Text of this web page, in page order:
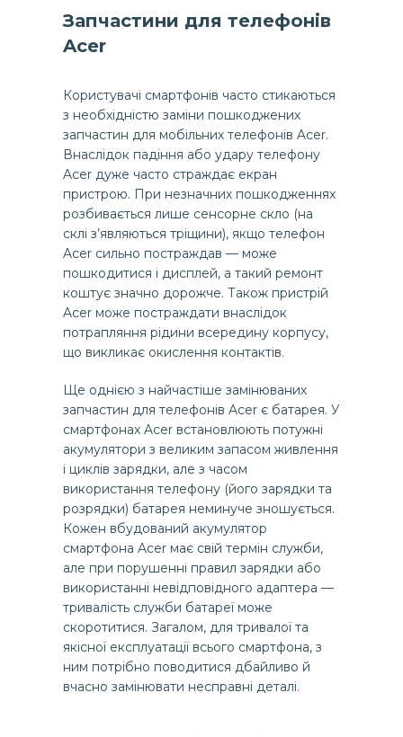
Запчастини для телефонів
Acer
Користувачі смартфонів часто стикаються
з необхідністю заміни пошкоджених
запчастин для мобільних телефонів Acer.
Внаслідок падіння або удару телефону
Acer дуже часто страждає екран
пристрою. При незначних пошкодженнях
розбивається лише сенсорне скло (на
склі з’являються тріщини), якщо телефон
Acer сильно постраждав — може
пошкодитися і дисплей, а такий ремонт
коштує значно дорожче. Також пристрій
Acer може постраждати внаслідок
потрапляння рідини всередину корпусу,
що викликає окислення контактів.
Ще однією з найчастіше замінюваних
запчастин для телефонів Acer є батарея. У
смартфонах Acer встановлюють потужні
акумулятори з великим запасом живлення
і циклів зарядки, але з часом
використання телефону (його зарядки та
розрядки) батарея неминуче зношується.
Кожен вбудований акумулятор
смартфона Acer має свій термін служби,
але при порушенні правил зарядки або
використанні невідповідного адаптера —
тривалість служби батареї може
скоротитися. Загалом, для тривалої та
якісної експлуатації всього смартфона, з
ним потрібно поводитися дбайливо й
вчасно замінювати несправні деталі.